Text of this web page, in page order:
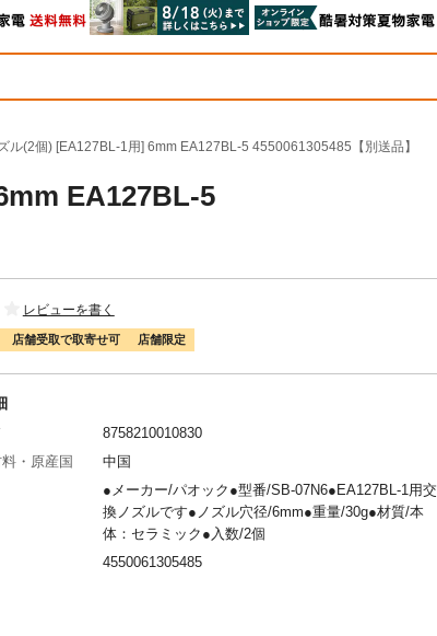
ル(2個) [EA127BL-1用] 6mm EA127BL-5 4550061305485【別送品】
EA127BL-5
レビューを書く
店舗受取で取寄せ可 店舗限定
8758210010830
・原産国
中国
●メーカー/パオック●型番/SB-07N6●EA127BL-1用交
換ノズルです●ノズル穴径/6mm●重量/30g●材質/本
体：セラミック●入数/2個
4550061305485